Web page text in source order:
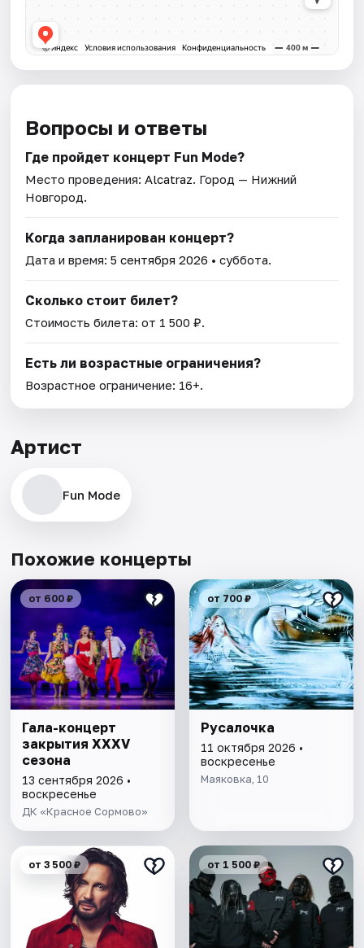
Вопросы и ответы
Где пройдет концерт Fun Mode?
Место проведения:Alcatraz. Город — Нижний
Новгород.
Когда запланирован концерт?
Дата и время:5 сентября 2026 • суббота.
Сколько стоит билет?
Стоимость билета: от 1 500 ₽.
Есть ли возрастные ограничения?
Возрастное ограничение: 16+.
Артист
Fun Mode
Похожие концерты
от 600 ₽
Гала-концерт
закрытия XXXV
сезона
13 сентября 2026 •
воскресенье
ДК «Красное Сормово»
от 700 ₽
Русалочка
11 октября 2026 •
воскресенье
Маяковка, 10
от 3 500 ₽ от 1 500 ₽